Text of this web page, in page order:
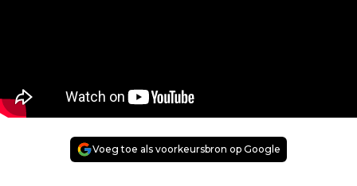
Voeg toe als voorkeursbron op Google